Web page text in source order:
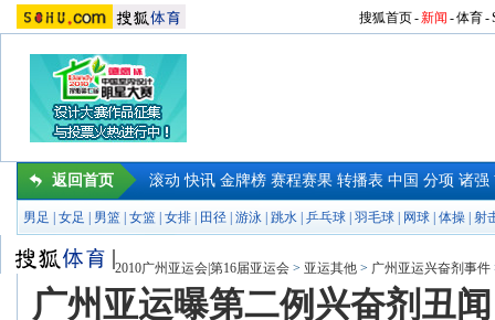
搜狐首页-新闻 -体育-
返回首页 滚动 快讯 金牌榜 赛程赛果 转播表 中国 分项 诸强
男足 女足 男篮 女篮 女排 田径 游泳 跳水 乒乓球 羽毛球 网球 体操 射
2010广州亚运会|第16届亚运会 > 亚运其他 > 广州亚运兴奋剂事件
广州亚运曝第二例兴奋剂丑